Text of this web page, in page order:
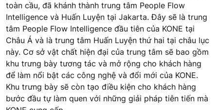
toàn cầu, đã khánh thành trung tâm People Flow
Intelligence và Huấn Luyện tại Jakarta. Đây sẽ là trung
tâm People Flow Intelligence đầu tiên của KONE tại
Châu Á và là trung tâm Huấn Luyện thứ hai tại châu lục
này. Cơ sở vật chất hiện đại của trung tâm sẽ bao gồm
khu trưng bày tương tác và mở rộng cho khách hàng
để làm nổi bật các công nghệ và đổi mới của KONE.
Khu trưng bày sẽ còn tạo điều kiện cho khách hàng
bước đầu tự làm quen với những giải pháp tiên tiến mà